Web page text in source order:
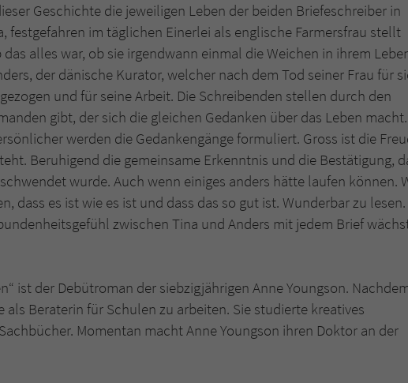
Geschichte die jeweiligen Leben der beiden Briefeschreiber in
festgefahren im täglichen Einerlei als englische Farmersfrau stellt
alles war, ob sie irgendwann einmal die Weichen in ihrem
der dänische Kurator, welcher nach dem Tod seiner Frau für
und für seine Arbeit. Die Schreibenden stellen durch den
gibt, der sich die gleichen Gedanken über das Leben macht.
werden die Gedankengänge formuliert. Gross ist die
Beruhigend die gemeinsame Erkenntnis und die Bestätigung,
wurde. Auch wenn einiges anders hätte laufen können.
dass es ist wie es ist und dass das so gut ist. Wunderbar zu lesen.
zwischen Tina und Anders mit jedem Brief
ist der Debütroman der siebzigjährigen Anne Youngson.
als Beraterin für Schulen zu arbeiten. Sie studierte kreatives
Momentan macht Anne Youngson ihren Doktor an der